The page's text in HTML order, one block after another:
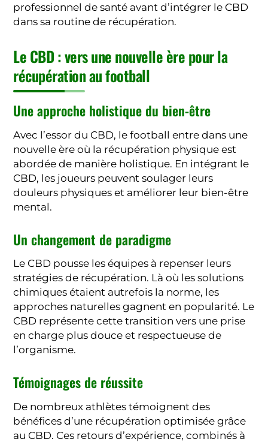
professionnel de santé avant d’intégrer le CBD
dans sa routine de récupération.
Le CBD : vers une nouvelle ère pour la
récupération au football
Une approche holistique du bien-être
Avec l’essor du CBD, le football entre dans une
nouvelle ère où la récupération physique est
abordée de manière holistique. En intégrant le
CBD, les joueurs peuvent soulager leurs
douleurs physiques et améliorer leur bien-être
mental.
Un changement de paradigme
Le CBD pousse les équipes à repenser leurs
stratégies de récupération. Là où les solutions
chimiques étaient autrefois la norme, les
approches naturelles gagnent en popularité. Le
CBD représente cette transition vers une prise
en charge plus douce et respectueuse de
l’organisme.
Témoignages de réussite
De nombreux athlètes témoignent des
bénéfices d’une récupération optimisée grâce
au CBD. Ces retours d’expérience, combinés à